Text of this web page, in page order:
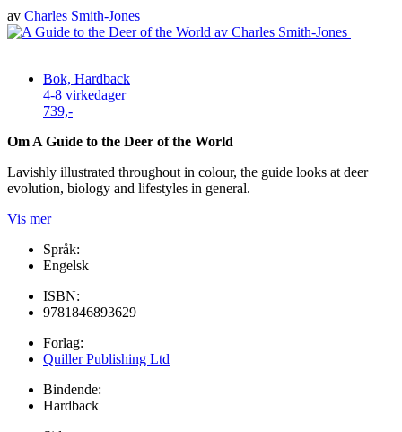
av Charles Smith-Jones
Bok, Hardback
4-8 virkedager
739,-
Om A Guide to the Deer of the World
Lavishly illustrated throughout in colour, the guide looks at deer
evolution, biology and lifestyles in general.
Vis mer
Språk:
Engelsk
ISBN:
9781846893629
Forlag:
Quiller Publishing Ltd
Bindende:
Hardback